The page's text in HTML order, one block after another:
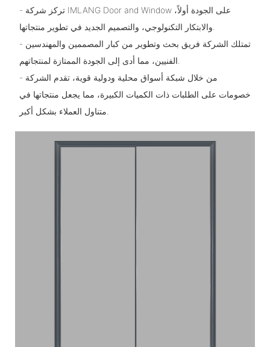
- تركز شركة IMLANG Door and Window على الجودة أولاً،
- تمتلك الشركة فريق بحث وتطوير من كبار المصممين والمهندسين
- من خلال شبكة أسواق محلية ودولية قوية، تقدم الشركة
خصومات على الطلبات ذات الكميات الكبيرة، مما يجعل منتجاتها في